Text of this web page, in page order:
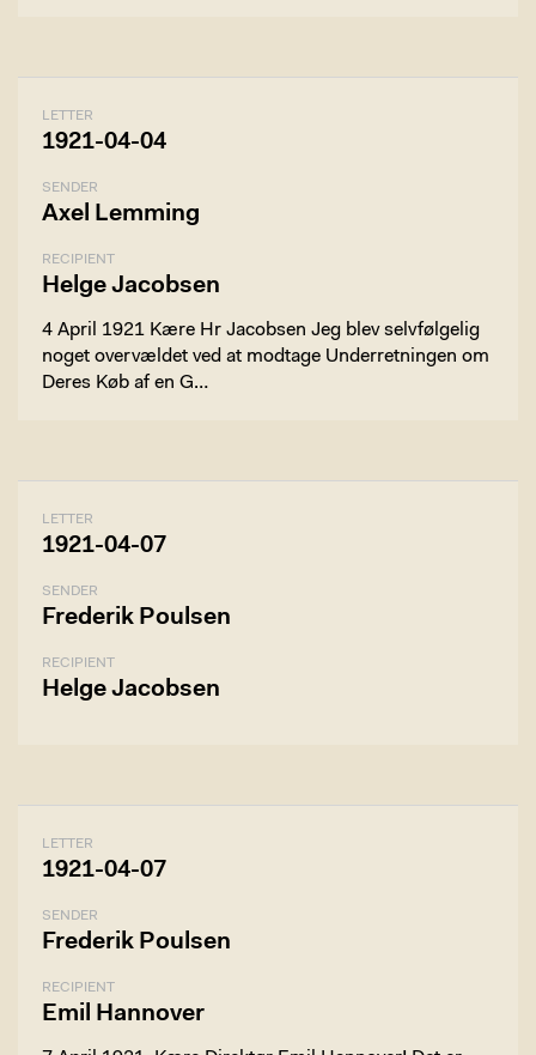
LETTER
1921-04-04
SENDER
Axel Lemming
RECIPIENT
Helge Jacobsen
4 April 1921 Kære Hr Jacobsen Jeg blev selvfølgelig
noget overvældet ved at modtage Underretningen om
Deres Køb af en G…
LETTER
1921-04-07
SENDER
Frederik Poulsen
RECIPIENT
Helge Jacobsen
LETTER
1921-04-07
SENDER
Frederik Poulsen
RECIPIENT
Emil Hannover